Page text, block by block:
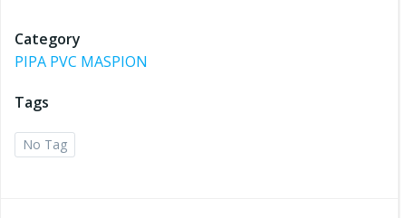
Category
PIPA PVC MASPION
Tags
No Tag